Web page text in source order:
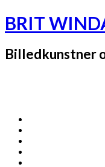
Skip
to
BRIT
Billedkunstner